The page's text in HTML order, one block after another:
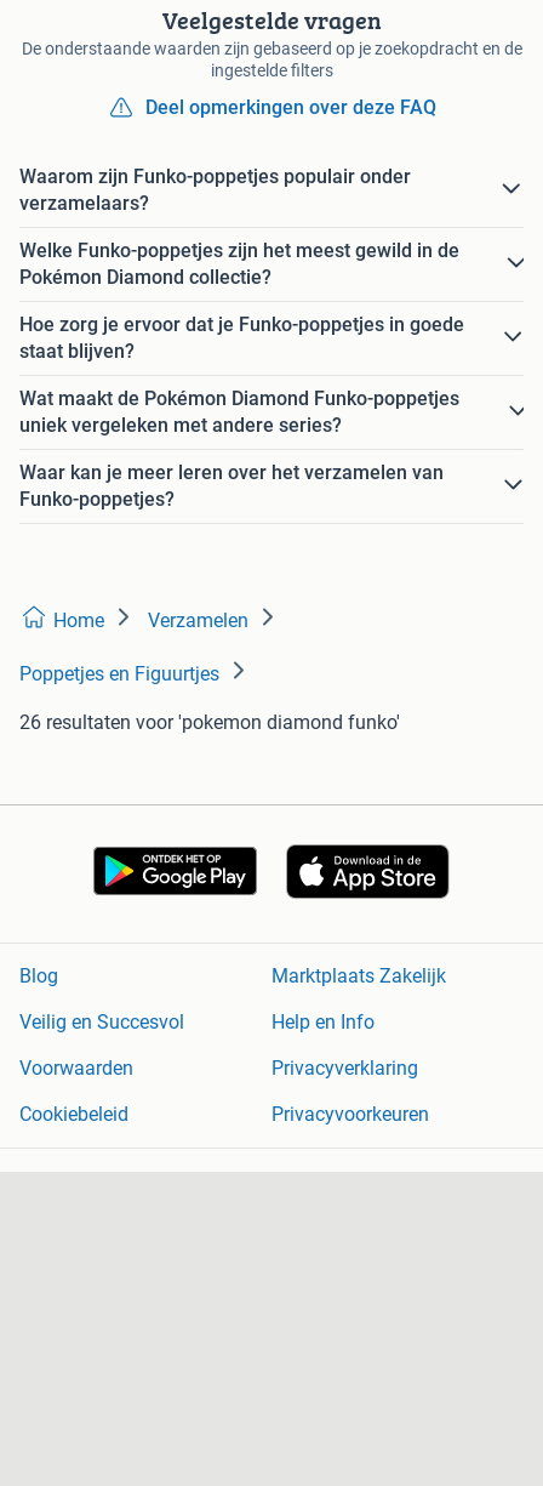
Veelgestelde vragen
De onderstaande waarden zijn gebaseerd op je zoekopdracht en de
ingestelde filters
Deel opmerkingen over deze FAQ
Waarom zijn Funko-poppetjes populair onder
verzamelaars?
Welke Funko-poppetjes zijn het meest gewild in de
Pokémon Diamond collectie?
Hoe zorg je ervoor dat je Funko-poppetjes in goede
staat blijven?
Wat maakt de Pokémon Diamond Funko-poppetjes
uniek vergeleken met andere series?
Waar kan je meer leren over het verzamelen van
Funko-poppetjes?
Home Verzamelen
Poppetjes en Figuurtjes
26 resultaten voor 'pokemon diamond funko'
Blog
Marktplaats Zakelijk
Veilig en Succesvol
Help en Info
Voorwaarden
Privacyverklaring
Cookiebeleid
Privacyvoorkeuren